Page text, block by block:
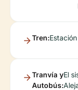
Tren:
Tranvía y
Autobús:
El